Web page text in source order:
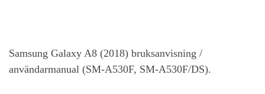
Samsung Galaxy A8 (2018) bruksanvisning /
användarmanual (SM-A530F, SM-A530F/DS).